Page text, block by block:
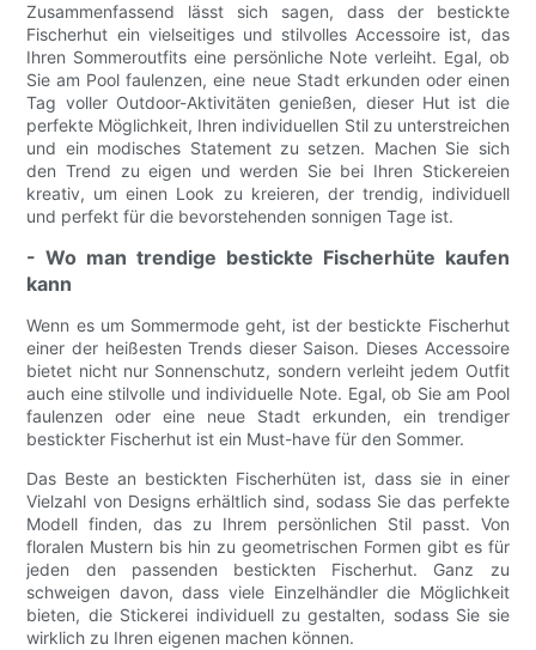
Zusammenfassend lässt sich sagen, dass der bestickte
Fischerhut ein vielseitiges und stilvolles Accessoire ist, das
Ihren Sommeroutfits eine persönliche Note verleiht. Egal, ob
Sie am Pool faulenzen, eine neue Stadt erkunden oder einen
Tag voller Outdoor-Aktivitäten genießen, dieser Hut ist die
perfekte Möglichkeit, Ihren individuellen Stil zu unterstreichen
und ein modisches Statement zu setzen. Machen Sie sich
den Trend zu eigen und werden Sie bei Ihren Stickereien
kreativ, um einen Look zu kreieren, der trendig, individuell
und perfekt für die bevorstehenden sonnigen Tage ist.
- Wo man trendige bestickte Fischerhüte kaufen
kann
Wenn es um Sommermode geht, ist der bestickte Fischerhut
einer der heißesten Trends dieser Saison. Dieses Accessoire
bietet nicht nur Sonnenschutz, sondern verleiht jedem Outfit
auch eine stilvolle und individuelle Note. Egal, ob Sie am Pool
faulenzen oder eine neue Stadt erkunden, ein trendiger
bestickter Fischerhut ist ein Must-have für den Sommer.
Das Beste an bestickten Fischerhüten ist, dass sie in einer
Vielzahl von Designs erhältlich sind, sodass Sie das perfekte
Modell finden, das zu Ihrem persönlichen Stil passt. Von
floralen Mustern bis hin zu geometrischen Formen gibt es für
jeden den passenden bestickten Fischerhut. Ganz zu
schweigen davon, dass viele Einzelhändler die Möglichkeit
bieten, die Stickerei individuell zu gestalten, sodass Sie sie
wirklich zu Ihren eigenen machen können.